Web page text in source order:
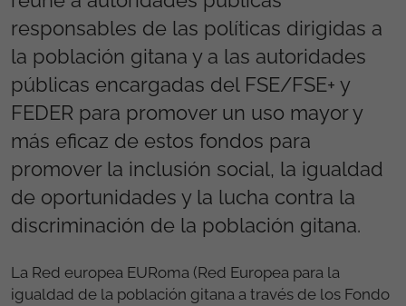
responsables de las políticas dirigidas a
la población gitana y a las autoridades
públicas encargadas del FSE/FSE+ y
FEDER para promover un uso mayor y
más eficaz de estos fondos para
promover la inclusión social, la igualdad
de oportunidades y la lucha contra la
discriminación de la población gitana.
La Red europea EURoma (Red Europea para la
igualdad de la población gitana a través de los Fondo